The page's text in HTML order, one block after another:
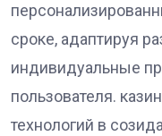
сроке, адаптируя
индивидуальные
пользователя.
технологий в